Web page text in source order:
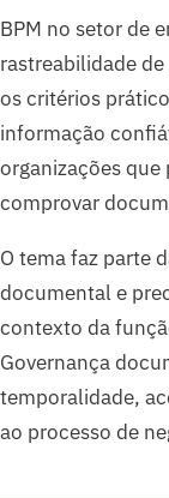
BPM no setor de
rastreabilidade
os critérios
informação
organizações que
comprovar
O tema faz parte
documental e
contexto da
Governança
temporalidade,
ao processo de